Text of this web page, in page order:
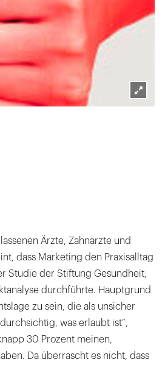
Lightbox
Ärzte, Zahnärzte und
dass Marketing den Praxisalltag
Studie der Stiftung Gesundheit,
durchführte. Hauptgrund
zu sein, die als unsicher
was erlaubt ist“,
30 Prozent meinen,
Da überrascht es nicht, dass